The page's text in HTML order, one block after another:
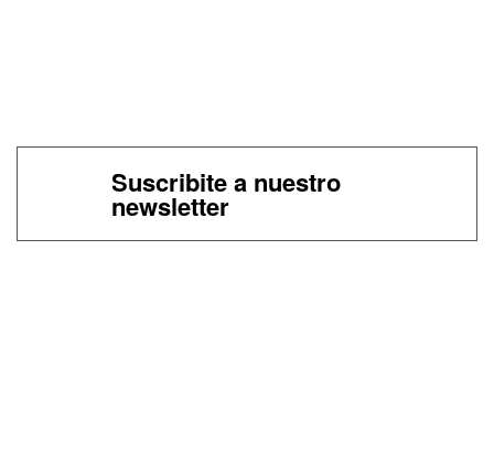
Suscribite a nuestro
newsletter